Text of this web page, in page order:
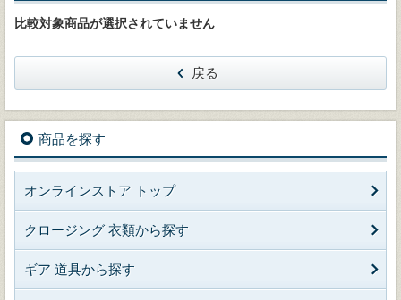
比較対象商品が選択されていません
戻る
商品を探す
オンラインストア トップ
クロージング 衣類から探す
ギア 道具から探す